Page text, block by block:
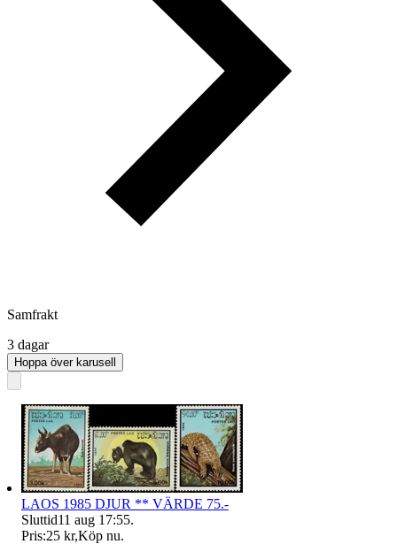
Samfrakt
3 dagar
Hoppa över karusell
LAOS 1985 DJUR ** VÄRDE 75.-
Sluttid11 aug 17:55.
Pris:25 kr,Köp nu.